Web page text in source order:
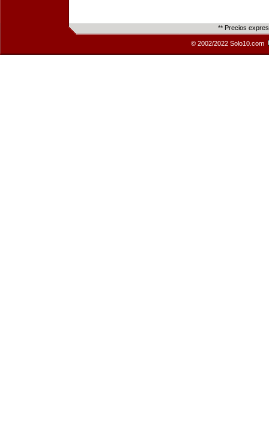
** Precios
© 2002/2022 Solo10.com